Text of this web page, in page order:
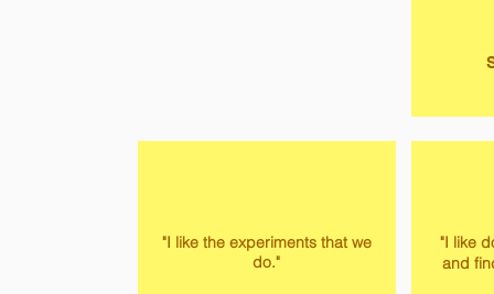
"I like the experiments that we
do."
"I like
and